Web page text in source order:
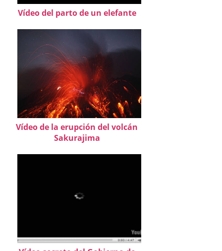
Vídeo del parto de un elefante
Vídeo de la erupción del volcán
Sakurajima